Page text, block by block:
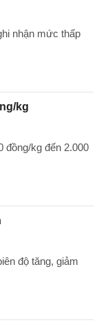
nhận mức thấp
kg
đồng/kg đến 2.000
độ tăng, giảm